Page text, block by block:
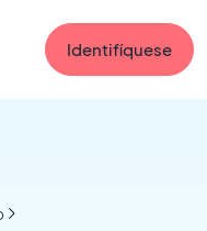
Identifíquese